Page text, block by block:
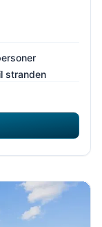
stranden